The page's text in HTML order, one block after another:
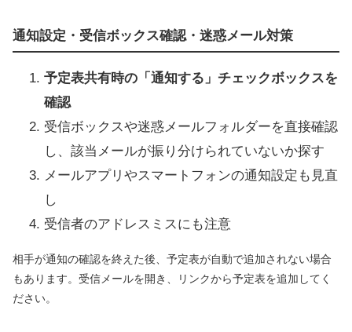
通知設定・受信ボックス確認・迷惑メール対策
予定表共有時の「通知する」チェックボックスを
確認
受信ボックスや迷惑メールフォルダーを直接確認
し、該当メールが振り分けられていないか探す
メールアプリやスマートフォンの通知設定も見直
し
受信者のアドレスミスにも注意
相手が通知の確認を終えた後、予定表が自動で追加されない場合
もあります。受信メールを開き、リンクから予定表を追加してく
ださい。